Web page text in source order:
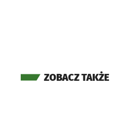
ZOBACZ TAKŻE